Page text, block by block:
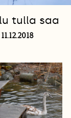
tulla saa